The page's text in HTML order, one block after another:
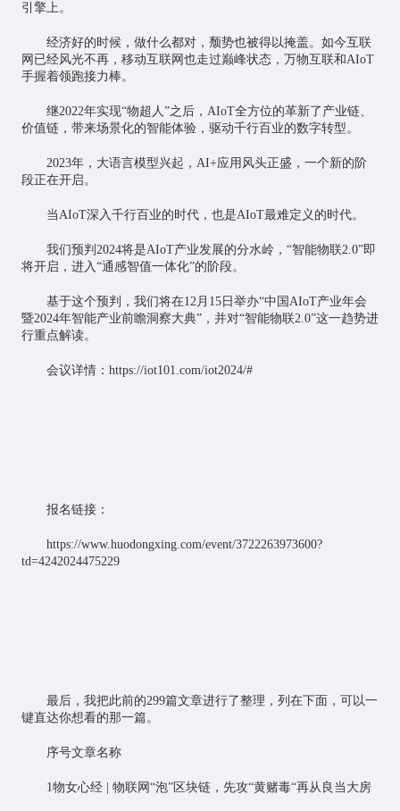
引擎上。
经济好的时候，做什么都对，颓势也被得以掩盖。如今互联
网已经风光不再，移动互联网也走过巅峰状态，万物互联和AIoT
手握着领跑接力棒。
继2022年实现“物超人”之后，AIoT全方位的革新了产业链、
价值链，带来场景化的智能体验，驱动千行百业的数字转型。
2023年，大语言模型兴起，AI+应用风头正盛，一个新的阶
段正在开启。
当AIoT深入千行百业的时代，也是AIoT最难定义的时代。
我们预判2024将是AIoT产业发展的分水岭，“智能物联2.0”即
将开启，进入“通感智值一体化”的阶段。
基于这个预判，我们将在12月15日举办“中国AIoT产业年会
暨2024年智能产业前瞻洞察大典”，并对“智能物联2.0”这一趋势进
行重点解读。
会议详情：https://iot101.com/iot2024/#
报名链接：
https://www.huodongxing.com/event/3722263973600?
td=4242024475229
最后，我把此前的299篇文章进行了整理，列在下面，可以一
键直达你想看的那一篇。
序号文章名称
1物女心经 | 物联网 “泡”区块链，先攻“黄赌毒“再从良当大房